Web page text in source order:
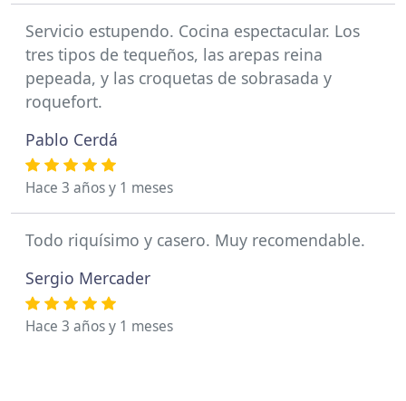
Servicio estupendo. Cocina espectacular. Los
tres tipos de tequeños, las arepas reina
pepeada, y las croquetas de sobrasada y
roquefort.
Pablo Cerdá
Hace 3 años y 1 meses
Todo riquísimo y casero. Muy recomendable.
Sergio Mercader
Hace 3 años y 1 meses